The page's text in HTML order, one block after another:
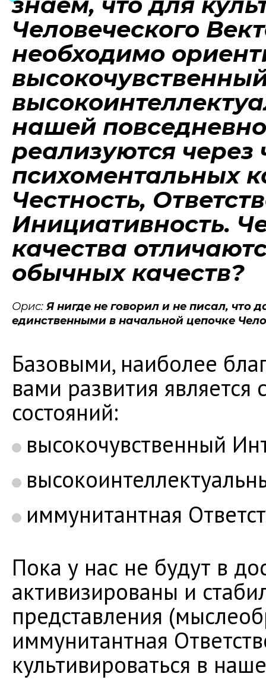
Человеческого
необходимо
нашей
реализуются через
психоментальных
Честность,
Инициативность.
качества
обычных качеств?
Орис: Я нигде не говорил и не писал, что
единственными в начальной цепочке
Базовыми, наиболее
вами развития
состояний:
высокочувственный
иммунитантная
Пока у нас не будут в
активизированы и
представления
иммунитантная
культивироваться в